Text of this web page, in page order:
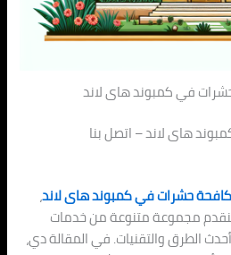
في كمبوند هاى لاند
هاى لاند – اتصل بنا
حشرات في كمبوند هاى لاند،
مجموعة متنوعة من خدمات
الطرق والتقنيات. في المقالة دي،